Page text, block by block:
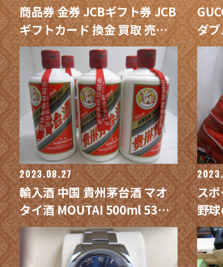
商品券 金券 JCBギフト券 JCB
ギフトカード 換金 買取 売却 /
買取専門 金沢買取プラザ
ダ
レ
2023.08.27
輸入酒 中国 貴州茅台酒 マオ
タイ酒 MOUTAI 500ml 53%
2013年製 6本 / 買取専門 金沢
買取プラザ
ス
野
をお買取
取